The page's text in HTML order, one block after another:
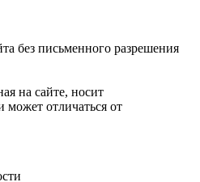
без письменного разрешения
на сайте, носит
может отличаться от